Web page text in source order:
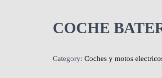
COCHE
Category: Coches y motos